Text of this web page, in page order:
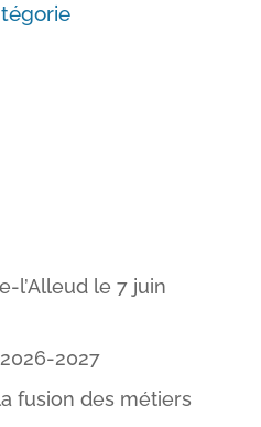
l’Alleud le 7 juin
2027
fusion des métiers